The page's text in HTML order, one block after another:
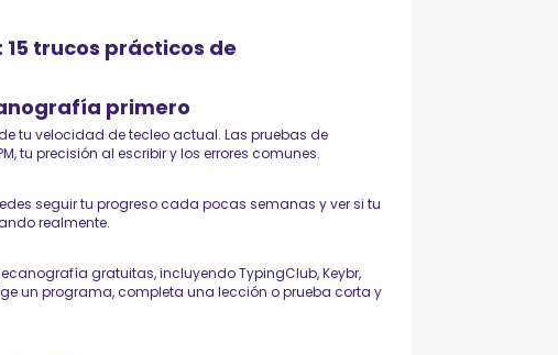
trucos prácticos de
primero
tu velocidad de tecleo actual. Las pruebas de
tu precisión al escribir y los errores comunes.
seguir tu progreso cada pocas semanas y ver si tu
realmente.
gratuitas, incluyendo TypingClub, Keybr,
un programa, completa una lección o prueba corta y